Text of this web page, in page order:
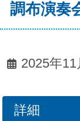
調布演奏
2025年
詳細